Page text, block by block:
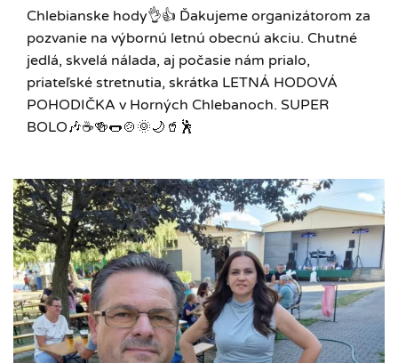
Chlebianske hody👌👍 Ďakujeme organizátorom za
pozvanie na výbornú letnú obecnú akciu. Chutné
jedlá, skvelá nálada, aj počasie nám prialo,
priateľské stretnutia, skrátka LETNÁ HODOVÁ
POHODIČKA v Horných Chlebanoch. SUPER
BOLO🎶☕️🍻🌭🍲🌞🌙🥤🕺